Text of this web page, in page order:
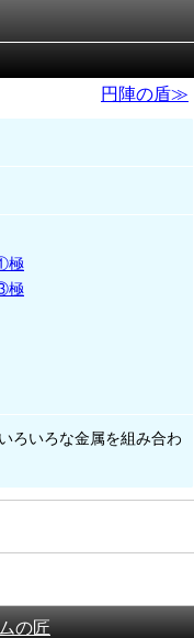
円陣の盾≫
極
極
ろいろな金属を組み合わ
の匠